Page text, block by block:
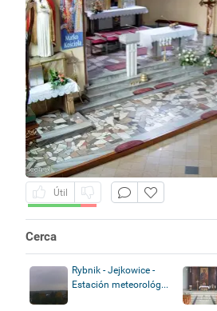
Útil
Cerca
Rybnik - Jejkowice -
Estación meteorológ...